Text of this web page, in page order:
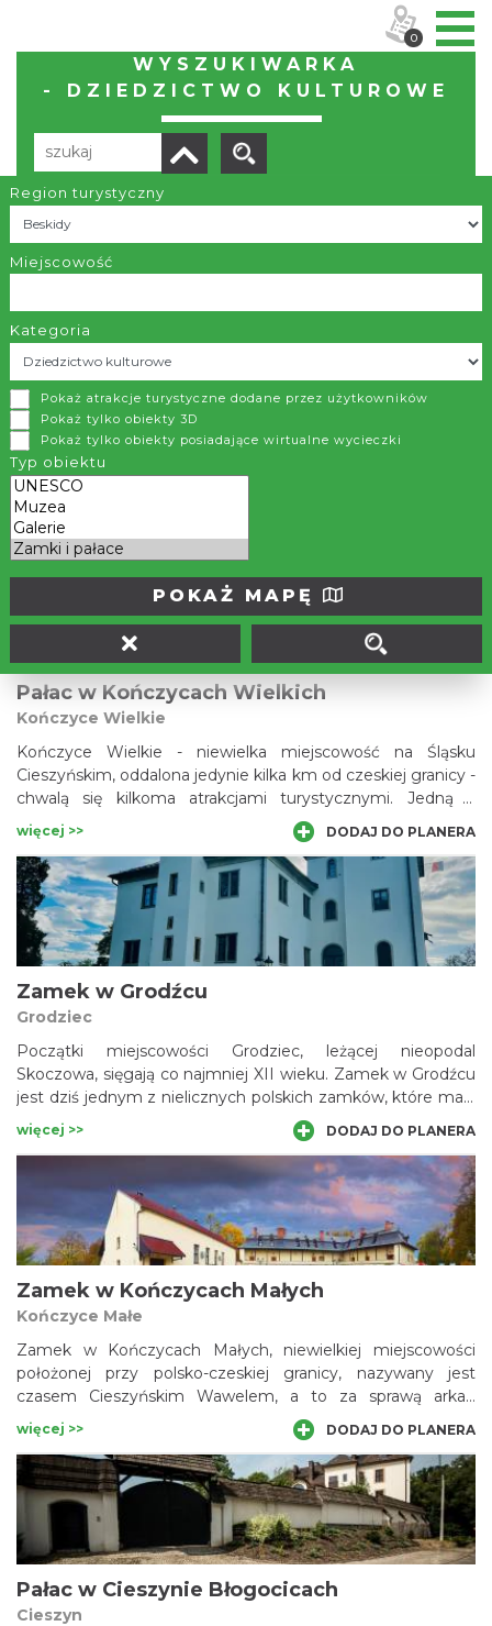
WYSZUKIWARKA
- DZIEDZICTWO KULTUROWE
Region turystyczny
Miejscowość
Kategoria
Pokaż atrakcje turystyczne dodane przez użytkowników
Pokaż tylko obiekty 3D
Pokaż tylko obiekty posiadające wirtualne wycieczki
Typ obiektu
POKAŻ MAPĘ
Liczba elementów:
Wzgórze Zamkowe w Cieszynie
Cieszyn
Wzgórze Zamkowe to położone nad rzeką Olzą niewielkie
wzniesienie o stromych zboczach, znajdujące się w
centrum Cieszyna. Na wzgórzu uwagę zwraca kilka
zabytkowych budowli, wśród których najważniejsze to
pozostałości zamku książęcego, romańska rotunda św.
zabytków na terenie wzgórza leży romantyczny park z
drzewami, z których część stanowi pomniki przyrody.
więcej >>
Pałac w Kończycach Wielkich
Kończyce Wielkie
Kończyce Wielkie - niewielka miejscowość na Śląsku
Cieszyńskim, oddalona jedynie kilka km od czeskiej granicy -
chwalą się kilkoma atrakcjami turystycznymi. Jedną z
najciekawszych jest otoczony parkiem krajobrazowym
barokowo-klasycystyczny pałac, zwany pałacem „Dobrej
Pani”. Skąd ta nazwa? Ostatnią właścicielką tutejszego
majątku była Gabriela von Thun-Hohenstein – arystokratka
znana z działalności charytatywnej.
więcej >> DODAJ DO PLANERA
Zamek w Grodźcu
Grodziec
Początki miejscowości Grodziec, leżącej nieopodal
Skoczowa, sięgają co najmniej XII wieku. Zamek w Grodźcu
jest dziś jednym z nielicznych polskich zamków, które mają
zachowaną pierwotną tkankę architektoniczną.
więcej >> DODAJ DO PLANERA
Zamek w Kończycach Małych
Kończyce Małe
Zamek w Kończycach Małych, niewielkiej miejscowości
położonej przy polsko-czeskiej granicy, nazywany jest
czasem Cieszyńskim Wawelem, a to za sprawą arkad
znajdujących się od strony wewnętrznego dziedzińca. Tę
renesansową budowlę wznieśli w XVI wieku przedstawiciele
rodu Czelów; później należała ona do Pełków i
Folwarcznych. Obecnie w zamku mają siedzibę liczne
lokalne stowarzyszenia, Izba Regionalna oraz elegancki
hotel i restauracja.
więcej >> DODAJ DO PLANERA
Pałac w Cieszynie Błogocicach
Cieszyn
0